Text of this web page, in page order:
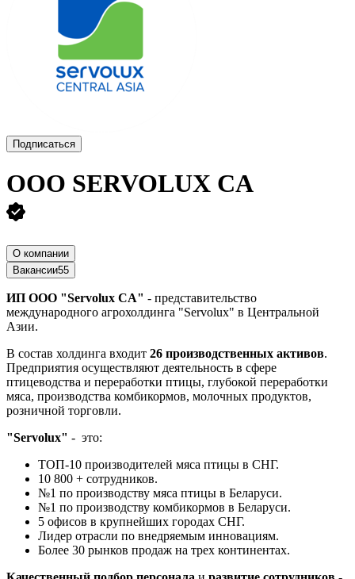
Подписаться
ООО SERVOLUX CA
О компании
Вакансии55
ИП ООО "Servolux CA" - представительство
международного агрохолдинга "Servolux" в Центральной
Азии.
В состав холдинга входит 26 производственных активов.
Предприятия осуществляют деятельность в сфере
птицеводства и переработки птицы, глубокой переработки
мяса, производства комбикормов, молочных продуктов,
розничной торговли.
"Servolux" - это:
ТОП-10 производителей мяса птицы в СНГ.
10 800 + сотрудников.
№1 по производству мяса птицы в Беларуси.
№1 по производству комбикормов в Беларуси.
5 офисов в крупнейших городах СНГ.
Лидер отрасли по внедряемым инновациям.
Более 30 рынков продаж на трех континентах.